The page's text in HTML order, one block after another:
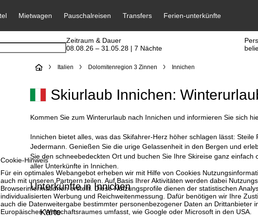
Cookie-Hinweis
Für ein optimales Webangebot erheben wir mit Hilfe von Cookies
auch mit unseren Partnern teilen. Auf Basis Ihrer Aktivitäten werden dabei
Browserinformationen erstellt. Diese Nutzungsprofile dienen der statistischen
individualisierten Werbung und Reichweitenmessung. Dafür benötigen wir Ihre
auch die Datenweitergabe bestimmter personenbezogener Daten an Drittanbieter
Europäischen Wirtschaftsraumes umfasst, wie Google oder Microsoft in den USA.
Zeitraum & Dauer
08.08.26 – 31.05.28 | 7 Nächte
S
t
t
s
e
i
Italien Dolomitenregion 3 Zinnen Innichen
Skiurlaub Innichen:
Kommen Sie zum Winterurlaub nach Innichen und informieren Sie sich
Innichen bietet alles, was das Skifahrer-Herz höher schlagen lässt:
Jedermann. Genießen Sie die urige Gelassenheit in den Bergen und
Sie den schneebedeckten Ort und buchen Sie Ihre Skireise ganz
aller Unterkünfte in Innichen.
Unterkünfte in Innichen
Karte